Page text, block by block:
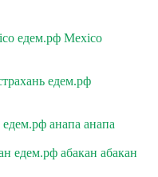
едем.рф Mexico
едем.рф
едем.рф анапа анапа
едем.рф абакан абакан